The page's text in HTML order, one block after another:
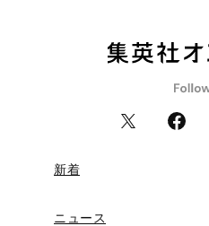
新着
ニュース